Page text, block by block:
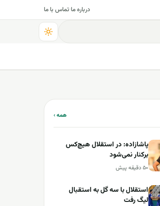
درباره ما·تماس با ما
همه ›
پاشازاده: در استقلال هیچ‌کس
برکنار نمی‌شود
۵۰ دقیقه پیش
استقلال با سه گل به استقبال
لیگ رفت